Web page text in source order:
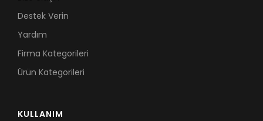
Destek Verin
Yardım
Firma Kategorileri
Ürün Kategorileri
KULLANIM